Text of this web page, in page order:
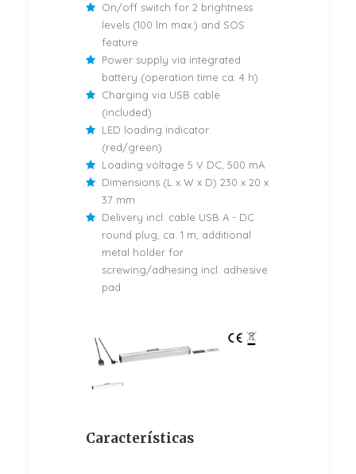
On/off switch for 2 brightness
levels (100 lm max.) and SOS
feature
Power supply via integrated
battery (operation time ca. 4 h)
Charging via USB cable
(included)
LED loading indicator
(red/green)
Loading voltage 5 V DC, 500 mA
Dimensions (L x W x D) 230 x 20 x
37 mm
Delivery incl. cable USB A - DC
round plug, ca. 1 m, additional
metal holder for
screwing/adhesing incl. adhesive
pad
Características